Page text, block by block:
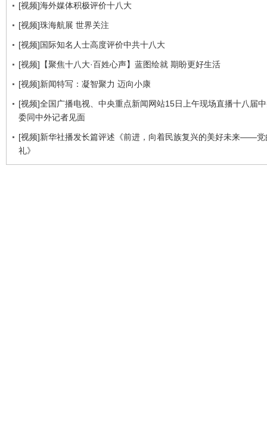
[视频]海外媒体积极评价十八大
[视频]珠海航展 世界关注
[视频]国际知名人士高度评价中共十八大
[视频]【聚焦十八大·百姓心声】蓝图绘就 期盼更好生活
[视频]新闻特写：凝智聚力 迈向小康
[视频]全国广播电视、中央重点新闻网站15日上午现场直播十八届
委同中外记者见面
[视频]新华社播发长篇评述《前进，向着民族复兴的美好未来——党
礼》